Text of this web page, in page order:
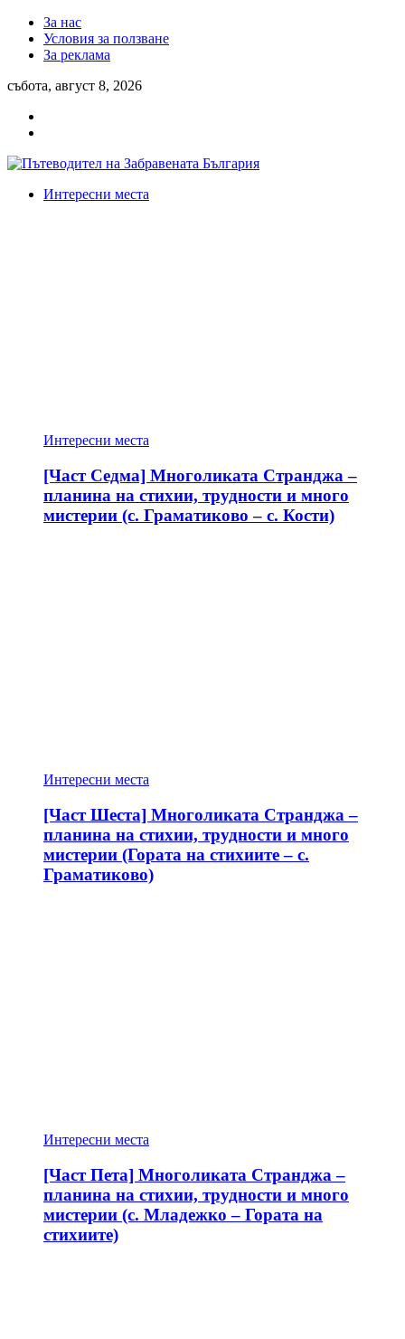
За нас
Условия за ползване
За реклама
събота, август 8, 2026
Интересни места
Интересни места
[Част Седма] Многоликата Странджа –
планина на стихии, трудности и много
мистерии (с. Граматиково – с. Кости)
Интересни места
[Част Шеста] Многоликата Странджа –
планина на стихии, трудности и много
мистерии (Гората на стихиите – с.
Граматиково)
Интересни места
[Част Пета] Многоликата Странджа –
планина на стихии, трудности и много
мистерии (с. Младежко – Гората на
стихиите)